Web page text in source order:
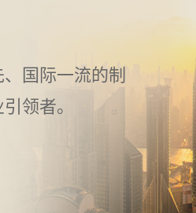
国际一流的制
领者。